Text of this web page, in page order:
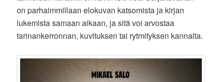
on parhaimmillaan elokuvan katsomista ja kirjan
lukemista samaan aikaan, ja sitä voi arvostaa
tarinankerronnan, kuvituksen tai rytmityksen kannalta.